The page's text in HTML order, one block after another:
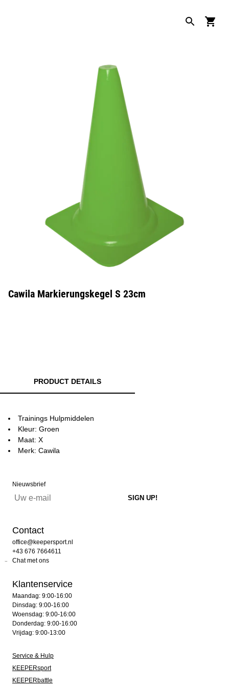
Cawila Markierungskegel S 23cm
PRODUCT DETAILS
Trainings Hulpmiddelen
Kleur: Groen
Maat: X
Merk: Cawila
Nieuwsbrief
Contact
office@keepersport.nl
+43 676 7664611
Chat met ons
Klantenservice
Maandag: 9:00-16:00
Dinsdag: 9:00-16:00
Woensdag: 9:00-16:00
Donderdag: 9:00-16:00
Vrijdag: 9:00-13:00
Service & Hulp
KEEPERsport
KEEPERbattle